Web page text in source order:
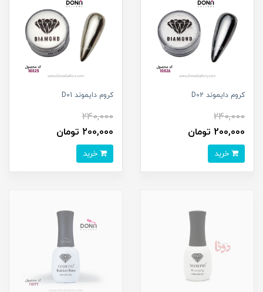
کروم دايموند D02
240,000
200,000 تومان
کروم دايموند D01
240,000
200,000 تومان